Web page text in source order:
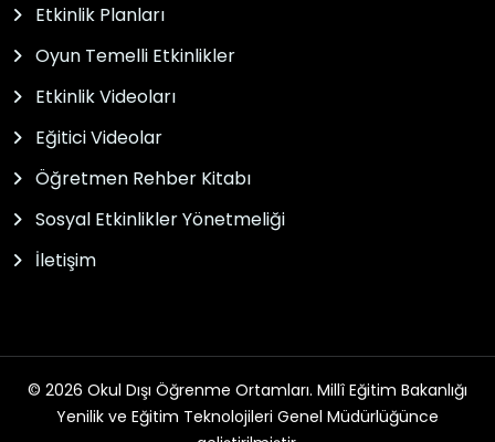
Etkinlik Planları
Oyun Temelli Etkinlikler
Etkinlik Videoları
Eğitici Videolar
Öğretmen Rehber Kitabı
Sosyal Etkinlikler Yönetmeliği
İletişim
© 2026 Okul Dışı Öğrenme Ortamları. Millî Eğitim Bakanlığı
Yenilik ve Eğitim Teknolojileri Genel Müdürlüğünce